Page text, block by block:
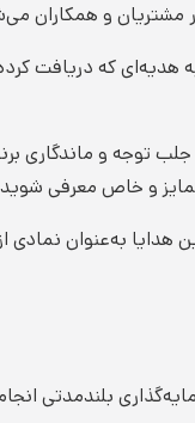
مشتریان و همکاران
که دریافت
جلب توجه و
و خاص معرفی
به‌عنوان نمادی
بلندمدتی